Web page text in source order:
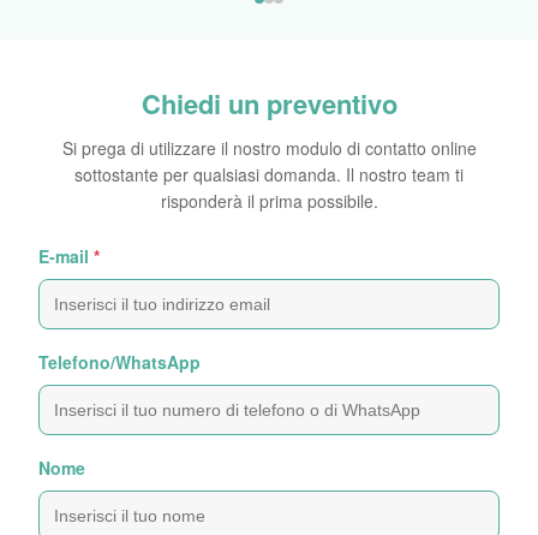
Chiedi un preventivo
Si prega di utilizzare il nostro modulo di contatto online
sottostante per qualsiasi domanda. Il nostro team ti
risponderà il prima possibile.
E-mail *
Telefono/WhatsApp
Nome